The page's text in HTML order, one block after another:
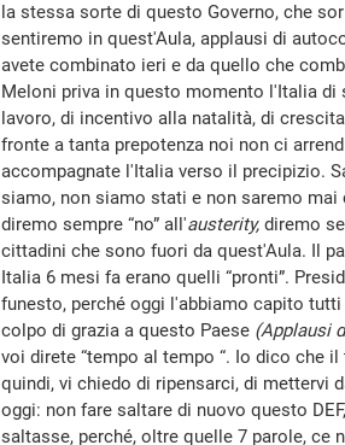
la stessa sorte di questo Governo, che
sentiremo in quest'Aula, applausi di
avete combinato ieri e da quello che
Meloni priva in questo momento l'Italia di
lavoro, di incentivo alla natalità, di
fronte a tanta prepotenza noi non ci
accompagnate l'Italia verso il precipizio.
siamo, non siamo stati e non saremo mai
diremo sempre “no” all'austerity, diremo
cittadini che sono fuori da quest'Aula. Il
Italia 6 mesi fa erano quelli “pronti”.
funesto, perché oggi l'abbiamo capito
colpo di grazia a questo Paese (Applausi
voi direte “tempo al tempo “. Io dico che
quindi, vi chiedo di ripensarci, di mettervi
oggi: non fare saltare di nuovo questo
saltasse, perché, oltre quelle 7 parole, ce